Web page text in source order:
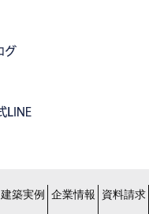
建築実例 企業情報 資料請求